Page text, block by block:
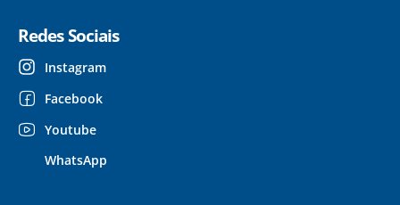
Redes Sociais
Instagram
Facebook
Youtube
WhatsApp